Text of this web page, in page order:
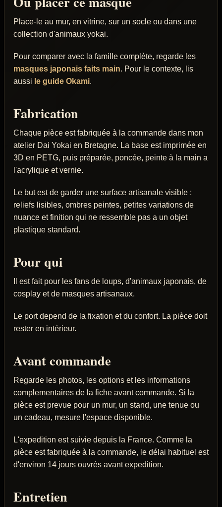
Place-le au mur, en vitrine, sur un socle ou dans une
collection d'animaux yokai.
Pour comparer avec la famille complète, regarde les
masques japonais faits main. Pour le contexte, lis
aussi le guide Okami.
Fabrication
Chaque pièce est fabriquée à la commande dans mon
atelier Dai Yokai en Bretagne. La base est imprimée en
3D en PETG, puis préparée, poncée, peinte à la main a
l'acrylique et vernie.
Le but est de garder une surface artisanale visible :
reliefs lisibles, ombres peintes, petites variations de
nuance et finition qui ne ressemble pas a un objet
plastique standard.
Pour qui
Il est fait pour les fans de loups, d'animaux japonais, de
cosplay et de masques artisanaux.
Le port depend de la fixation et du confort. La pièce doit
rester en intérieur.
Avant commande
Regarde les photos, les options et les informations
complementaires de la fiche avant commande. Si la
pièce est prevue pour un mur, un stand, une tenue ou
un cadeau, mesure l'espace disponible.
L'expedition est suivie depuis la France. Comme la
pièce est fabriquée à la commande, le délai habituel est
d'environ 14 jours ouvrés avant expedition.
Entretien